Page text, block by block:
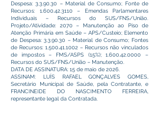
Despesa: 3.3.90.30 – Material de Consumo; Fonte de
Recursos: 1.600.42.3110 – Emendas Parlamentares
Individuais – Recursos do SUS/FNS/União.
Projeto/Atividade: 2070 – Manutenção ao Piso de
Atenção Primária em Saúde – APS/Custeio; Elemento
de Despesa: 3.3.90.30 – Material de Consumo; Fontes
de Recursos: 1.500.41.1002 – Recursos não vinculados
de impostos – FMS/ASPS (15%);1.600.42.0000
–
Recursos do SUS/FNS/União – Manutenção.
DATA DE ASSINATURA: 15 de maio de 2026.
ASSINAM: LUÍS RAFAEL GONÇALVES GOMES,
Secretário Municipal de Saúde, pela Contratante, e
FRANCINEIDE DO NASCIMENTO FERREIRA,
representante legal da Contratada.